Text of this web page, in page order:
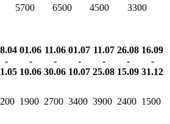
5700 6500 4500 3300
-
01.06
-
10.06
11.06
-
30.06
01.07
-
10.07
11.07
-
25.08
26.08
-
15.09
16.09
-
31.12
1900 2700 3400 3900 2400 1500